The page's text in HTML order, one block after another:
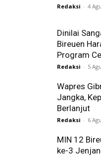
Redaksi - 4
Dinilai
Bireuen
Program
Redaksi - 5
Wapres
Jangka,
Berlanjut
Redaksi - 6
MIN 12
ke-3